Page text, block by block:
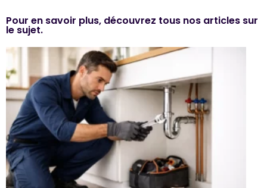
Pour en savoir plus, découvrez tous nos articles sur
le sujet.